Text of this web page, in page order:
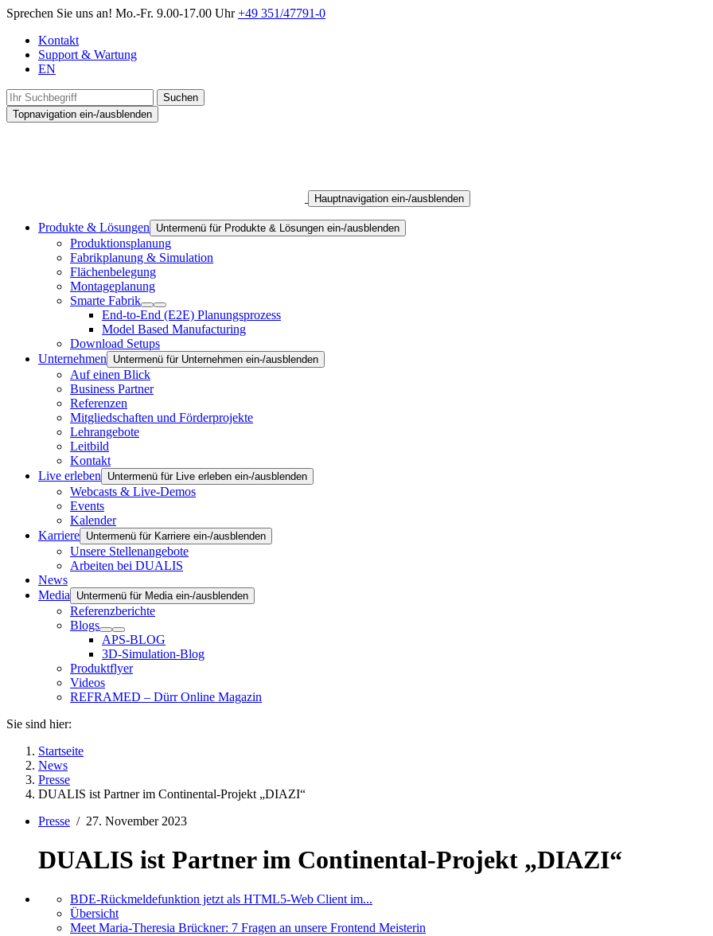
Sprechen Sie uns an! Mo.-Fr. 9.00-17.00 Uhr +49 351/47791-0
Kontakt
Support & Wartung
EN
Suchen
Topnavigation ein-/ausblenden
Hauptnavigation ein-/ausblenden
Produkte & Lösungen Untermenü für Produkte & Lösungen ein-/ausblenden
Produktionsplanung
Fabrikplanung & Simulation
Flächenbelegung
Montageplanung
Smarte Fabrik
End-to-End (E2E) Planungsprozess
Model Based Manufacturing
Download Setups
Unternehmen
Untermenü für Unternehmen ein-/ausblenden
Auf einen Blick
Business Partner
Referenzen
Mitgliedschaften und Förderprojekte
Lehrangebote
Leitbild
Kontakt
Live erleben
Untermenü für Live erleben ein-/ausblenden
Webcasts & Live-Demos
Events
Kalender
Karriere Untermenü für Karriere ein-/ausblenden
Unsere Stellenangebote
Arbeiten bei DUALIS
News
Media
Untermenü für Media ein-/ausblenden
Referenzberichte
Blogs
APS-BLOG
3D-Simulation-Blog
Produktflyer
Videos
REFRAMED – Dürr Online Magazin
Sie sind hier:
Startseite
News
Presse
DUALIS ist Partner im Continental-Projekt „DIAZI“
Presse / 27. November 2023
DUALIS ist Partner im Continental-Projekt „DIAZI“
BDE-Rückmeldefunktion jetzt als HTML5-Web Client im...
Übersicht
Meet Maria-Theresia Brückner: 7 Fragen an unsere Frontend Meisterin